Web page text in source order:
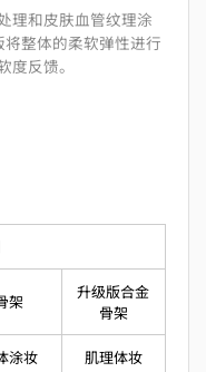
理和皮肤血管纹理涂
整体的柔软弹性进行
反馈。
架
升级版合金
骨架
涂妆 肌理体妆